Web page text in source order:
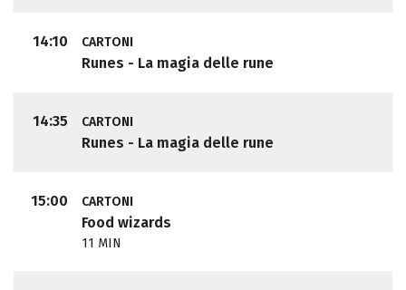
14:10 CARTONI
Runes - La magia delle rune
14:35 CARTONI
Runes - La magia delle rune
15:00 CARTONI
Food wizards
11 MIN